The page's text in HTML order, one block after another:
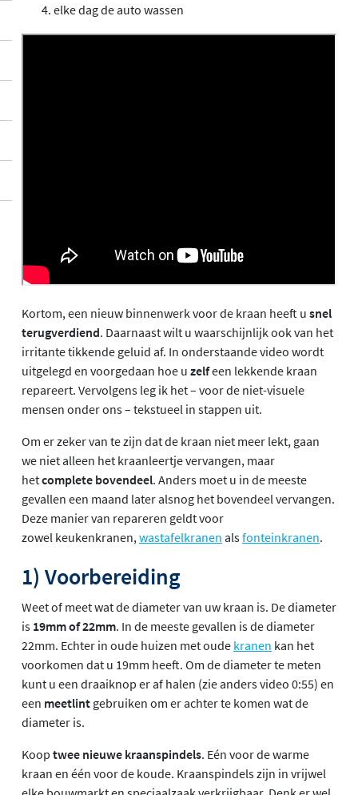
elke dag de auto wassen
Kortom, een nieuw binnenwerk voor de kraan heeft u snel
terugverdiend. Daarnaast wilt u waarschijnlijk ook van het
irritante tikkende geluid af. In onderstaande video wordt
uitgelegd en voorgedaan hoe u zelfeen lekkende kraan
repareert. Vervolgens leg ik het – voor de niet-visuele
mensen onder ons – tekstueel in stappen uit.
Om er zeker van te zijn dat de kraan niet meer lekt, gaan
we niet alleen het kraanleertje vervangen, maar
hetcomplete bovendeel. Anders moet u in de meeste
gevallen een maand later alsnog het bovendeel vervangen.
Deze manier van repareren geldt voor
zowel keukenkranen, wastafelkranen alsfonteinkranen.
1) Voorbereiding
Weet of meet wat de diameter van uw kraan is. De diameter
is 19mm of 22mm. In de meeste gevallen is de diameter
22mm. Echter in oude huizen met oude kranen kan het
voorkomen dat u 19mm heeft. Om de diameter te meten
kunt u een draaiknop er af halen (zie anders video 0:55) en
een meetlint gebruiken om er achter te komen wat de
diameter is.
Koop twee nieuwe kraanspindels. Eén voor de warme
kraan en één voor de koude. Kraanspindels zijn in vrijwel